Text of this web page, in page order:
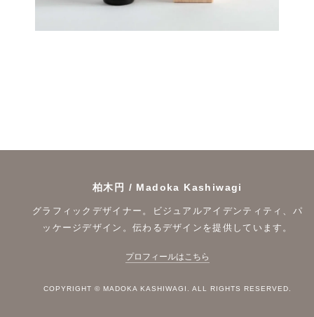
柏木円 / Madoka Kashiwagi
グラフィックデザイナー。ビジュアルアイデンティティ、パ
ッケージデザイン。伝わるデザインを提供しています。
プロフィールはこちら
COPYRIGHT © MADOKA KASHIWAGI. ALL RIGHTS RESERVED.